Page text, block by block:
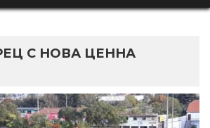
С НОВА ЦЕННА